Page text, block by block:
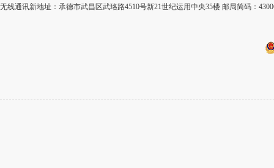
无线通讯新地址：承德市武昌区武珞路4510号新21世纪运用中央35楼 邮局简码：